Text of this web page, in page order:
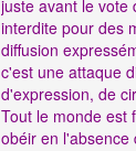
juste avant le vote
interdite pour des
diffusion
c'est une attaque
d'expression, de
Tout le monde est
obéir en l'absence